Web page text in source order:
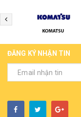
ĐĂNG KÝ NHẬN TIN